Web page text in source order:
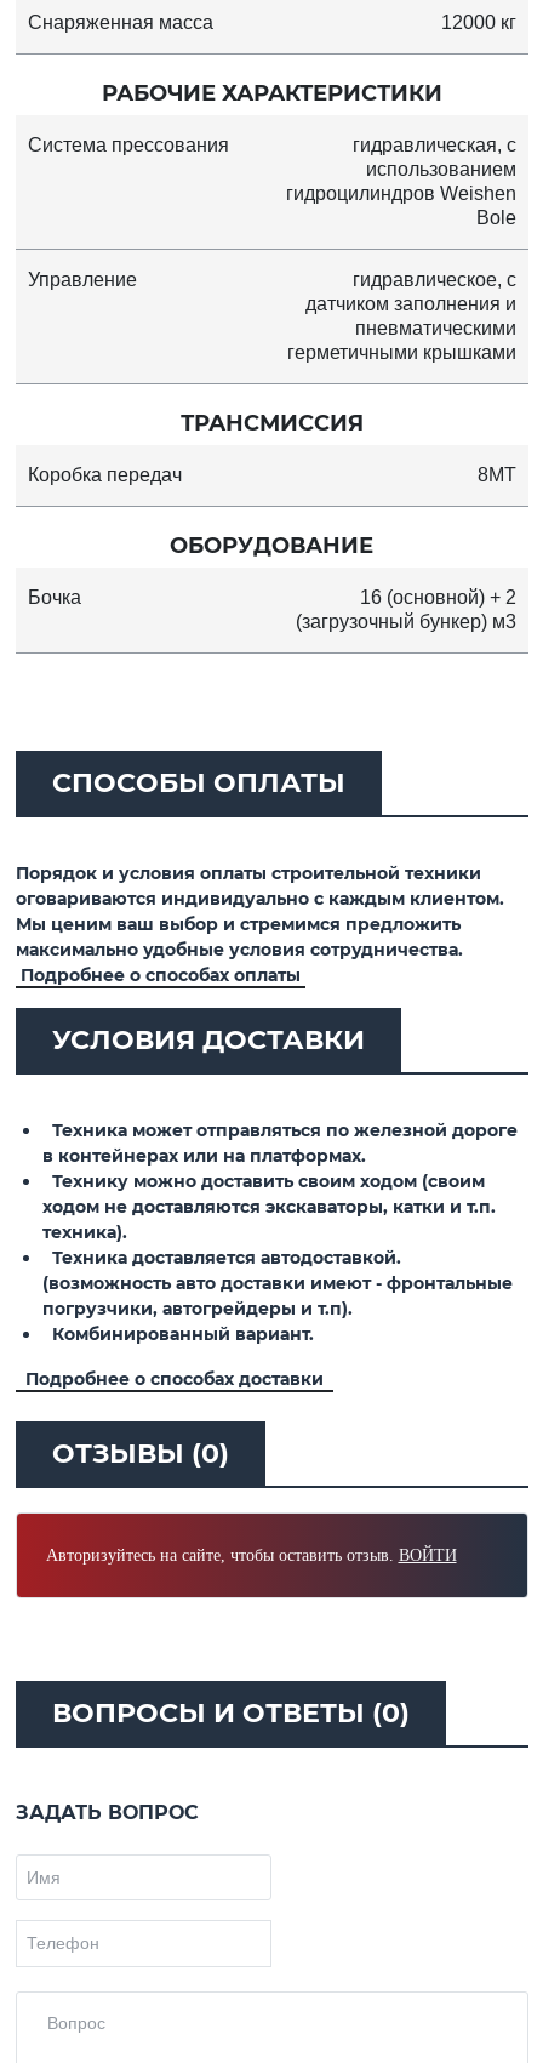
Снаряженная масса 12000 кг
РАБОЧИЕ ХАРАКТЕРИСТИКИ
Система прессования
гидравлическая, с
использованием
гидроцилиндров Weishen
Bole
Управление
гидравлическое, с
датчиком заполнения и
пневматическими
герметичными крышками
ТРАНСМИССИЯ
Коробка передач 8MT
ОБОРУДОВАНИЕ
Бочка
16 (основной) + 2
(загрузочный бункер) м3
СПОСОБЫ ОПЛАТЫ
Порядок и условия оплаты строительной техники
оговариваются индивидуально с каждым клиентом.
Мы ценим ваш выбор и стремимся предложить
максимально удобные условия сотрудничества.
Подробнее о способах оплаты
УСЛОВИЯ ДОСТАВКИ
Техника может отправляться по железной дороге
в контейнерах или на платформах.
Технику можно доставить своим ходом (своим
ходом не доставляются экскаваторы, катки и т.п.
техника).
Техника доставляется автодоставкой.
(возможность авто доставки имеют - фронтальные
погрузчики, автогрейдеры и т.п).
Комбинированный вариант.
Подробнее о способах доставки
ОТЗЫВЫ (0)
Авторизуйтесь на сайте, чтобы оставить отзыв. ВОЙТИ
ВОПРОСЫ И ОТВЕТЫ (0)
ЗАДАТЬ ВОПРОС